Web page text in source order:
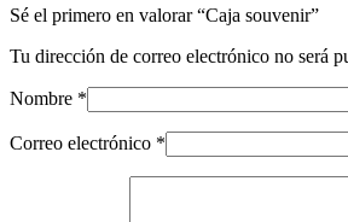
Sé el primero en valorar “Caja souvenir”
Tu dirección de correo electrónico no será
Nombre *
Correo electrónico *